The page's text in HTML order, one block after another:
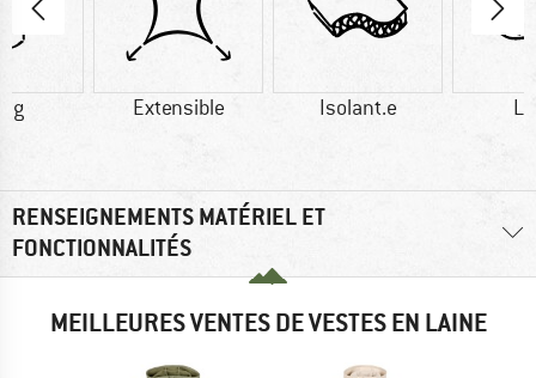
g Extensible Isolant.e
RENSEIGNEMENTS MATÉRIEL ET
FONCTIONNALITÉS
MEILLEURES VENTES DE VESTES EN LAINE